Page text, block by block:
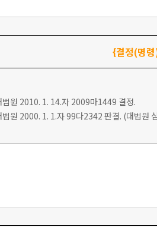
{결정(명
법원 2010. 1. 14.자 2009마1449 결정.
법원 2000. 1. 1.자 99다2342 판결. (대법원